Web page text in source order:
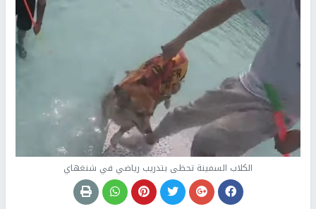
الكلاب السمينة تحظى بتدريب رياضي في شنغهاي